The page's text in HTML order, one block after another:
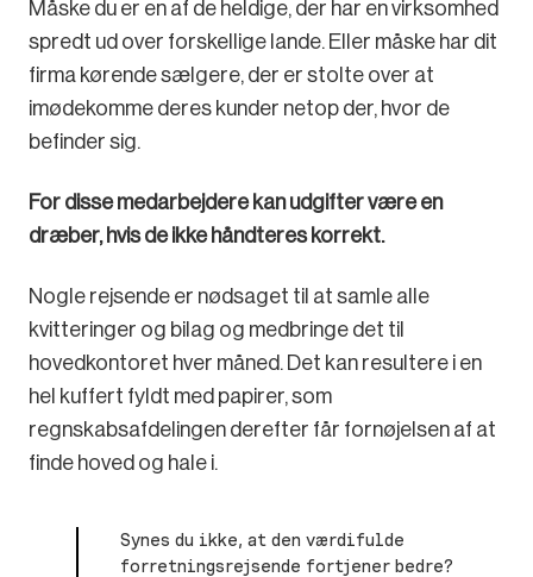
Måske du er en af de heldige, der har en virksomhed
spredt ud over forskellige lande. Eller måske har dit
firma kørende sælgere, der er stolte over at
imødekomme deres kunder netop der, hvor de
befinder sig.
For disse medarbejdere kan udgifter være en
dræber, hvis de ikke håndteres korrekt.
Nogle rejsende er nødsaget til at samle alle
kvitteringer og bilag og medbringe det til
hovedkontoret hver måned. Det kan resultere i en
hel kuffert fyldt med papirer, som
regnskabsafdelingen derefter får fornøjelsen af at
finde hoved og hale i.
Synes du ikke, at den værdifulde
forretningsrejsende fortjener bedre?